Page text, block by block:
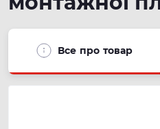
Все про товар